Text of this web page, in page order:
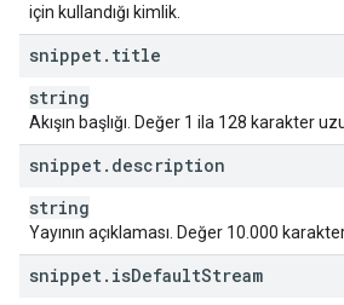
için kullandığı kimlik.
snippet. title
string
Akışın başlığı. Değer 1 ila 128 karakter
snippet. description
string
Yayının açıklaması. Değer 10.000
snippet. isDefaultStream